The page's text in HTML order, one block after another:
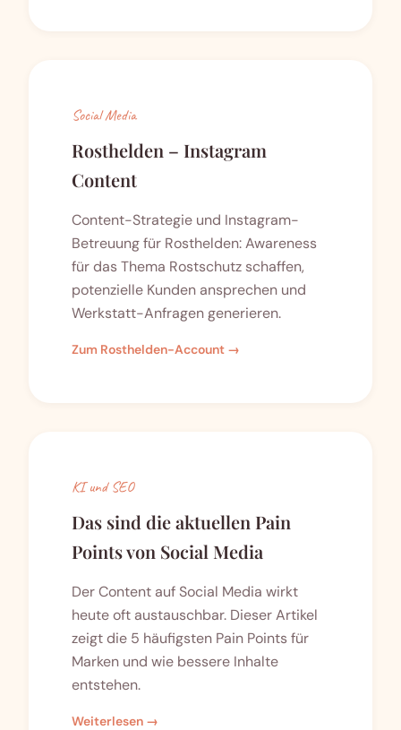
Social Media
Rosthelden – Instagram
Content
Content-Strategie und Instagram-
Betreuung für Rosthelden: Awareness
für das Thema Rostschutz schaffen,
potenzielle Kunden ansprechen und
Werkstatt-Anfragen generieren.
Zum Rosthelden-Account →
KI und SEO
Das sind die aktuellen Pain
Points von Social Media
Der Content auf Social Media wirkt
heute oft austauschbar. Dieser Artikel
zeigt die 5 häufigsten Pain Points für
Marken und wie bessere Inhalte
entstehen.
Weiterlesen →